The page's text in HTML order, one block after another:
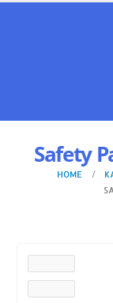
Safety
HOME